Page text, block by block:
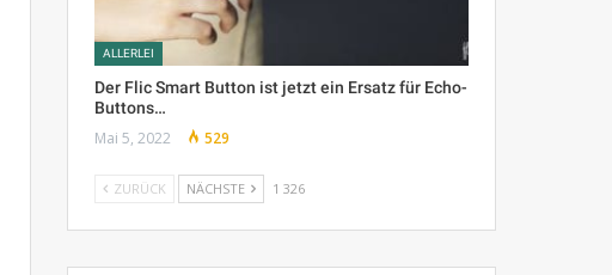
ALLERLEI
Der Flic Smart Button ist jetzt ein Ersatz für Echo-
Buttons…
Mai 5, 2022 529
ZURÜCK NÄCHSTE 1 326